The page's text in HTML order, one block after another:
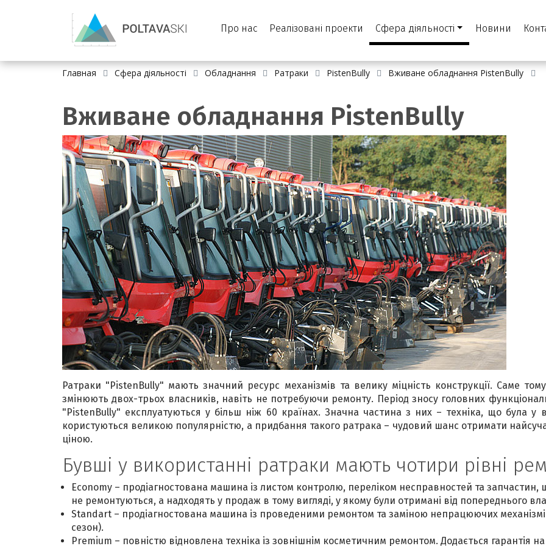
Про нас Реалізовані проекти Сфера діяльності Новини
Главная Сфера діяльності Обладнання Ратраки PistenBully Вживане обладнання PistenBully
Вживане обладнання PistenBully
Ратраки "PistenBully" мають значний ресурс механізмів та велику міцність конструкції. Саме
змінюють двох-трьох власників, навіть не потребуючи ремонту. Період зносу головних
"PistenBully" експлуатуються у більш ніж 60 країнах. Значна частина з них – техніка, що була у
користуються великою популярністю, а придбання такого ратрака – чудовий шанс отримати
ціною.
Бувші у використанні ратраки мають чотири рівні
Economy – продіагностована машина із листом контролю, переліком несправностей та
не ремонтуються, а надходять у продаж в тому вигляді, у якому були отримані від попереднього
Standart – продіагностована машина із проведеними ремонтом та заміною непрацюючих механізмів
сезон).
Premium – повністю відновлена техніка із зовнішнім косметичним ремонтом. Додається гарантія